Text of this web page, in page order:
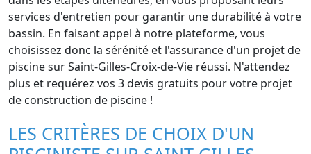
services d'entretien pour garantir une durabilité à votre
bassin. En faisant appel à notre plateforme, vous
choisissez donc la sérénité et l'assurance d'un projet de
piscine sur Saint-Gilles-Croix-de-Vie réussi. N'attendez
plus et requérez vos 3 devis gratuits pour votre projet
de construction de piscine !
LES CRITÈRES DE CHOIX D'UN